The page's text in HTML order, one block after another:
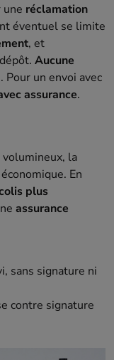
une réclamation
éventuel se limite
, et
Aucune
Pour un envoi avec
assurance.
la
En
plus
assurance
sans signature ni
contre signature